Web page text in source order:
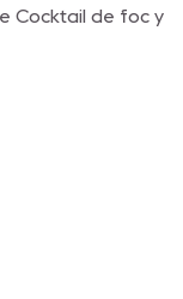
Cocktail de foc y